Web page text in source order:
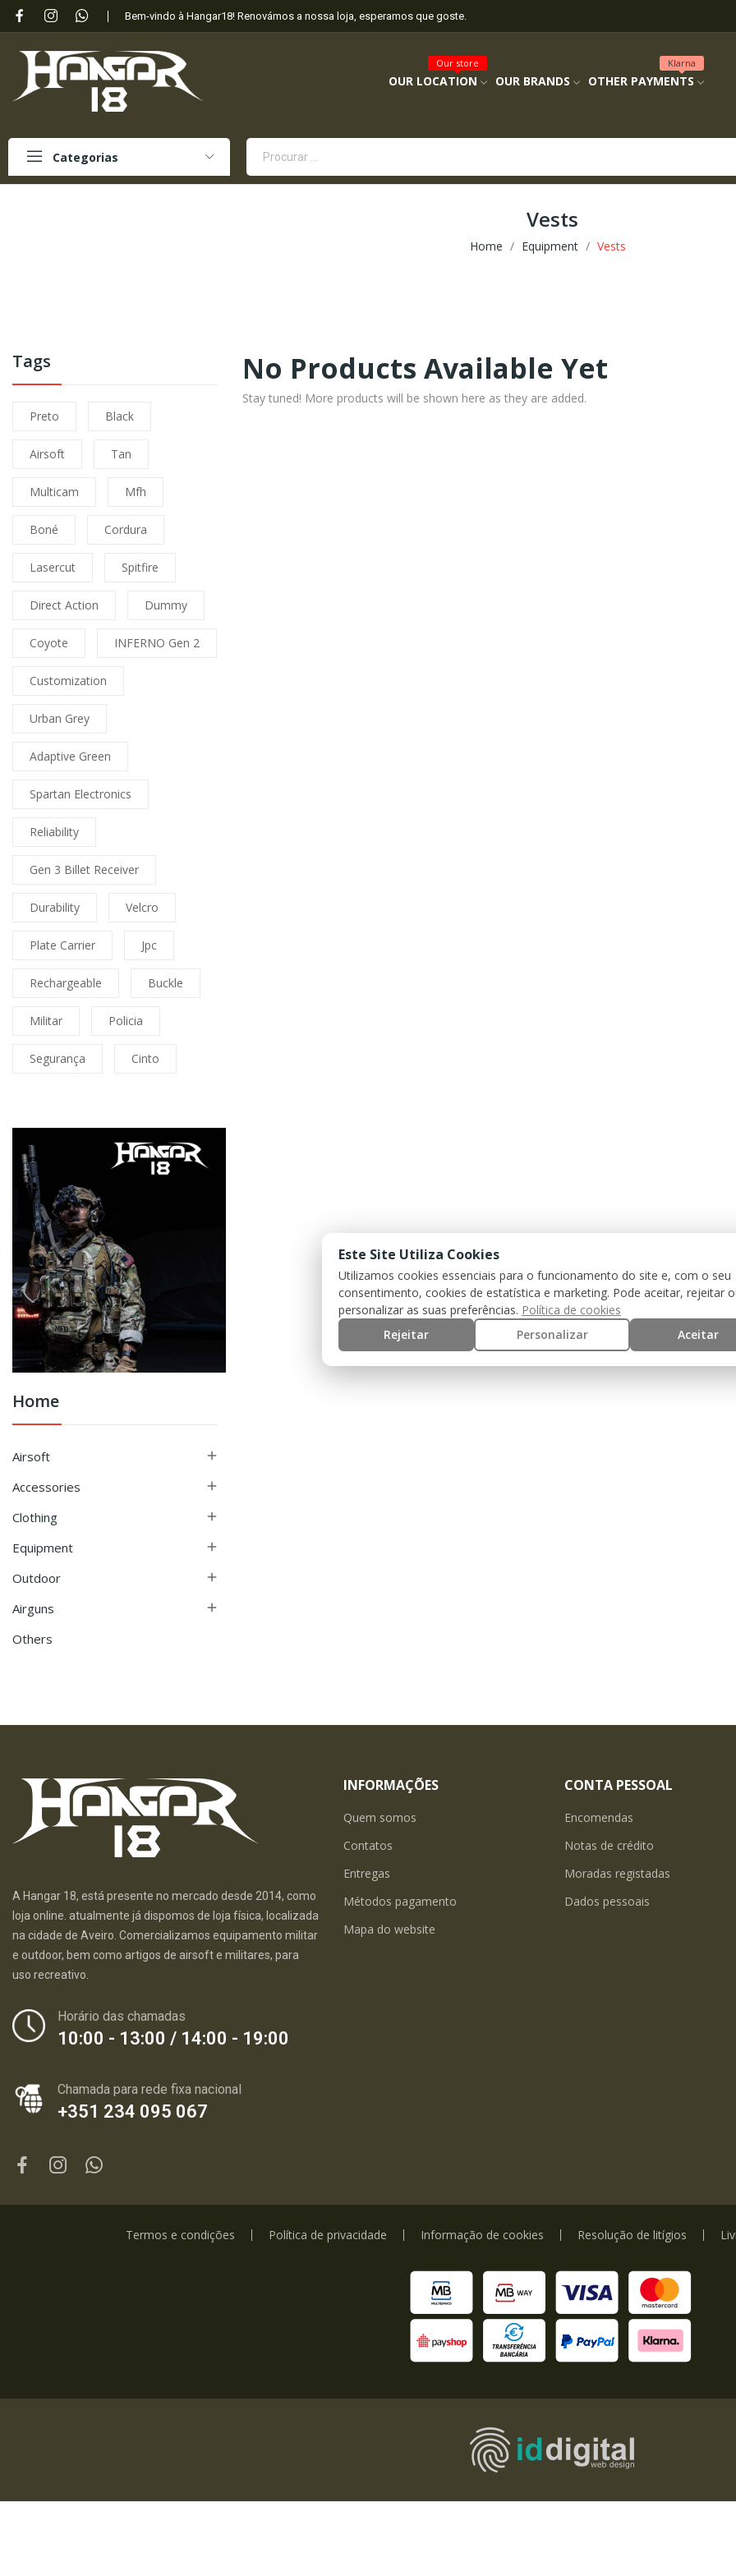
Bem-vindo à Hangar18! Renovámos a nossa loja, esperamos que goste.
OUR LOCATION
Our store
OUR BRANDS OTHER PAYMENTS
Klarna
Categorias
Vests
Home Equipment Vests
Tags
Preto Black
Airsoft Tan
Multicam Mfh
Boné Cordura
Lasercut Spitfire
Direct Action Dummy
Coyote INFERNO Gen 2
Customization
Urban Grey
Adaptive Green
Spartan Electronics
Reliability
Gen 3 Billet Receiver
Durability Velcro
Plate Carrier Jpc
Rechargeable Buckle
Militar Policia
Segurança Cinto
Home
Airsoft 
Accessories 
Clothing 
Equipment 
Outdoor 
Airguns 
Others
No Products Available Yet
Stay tuned! More products will be shown here as they are added.
A Hangar 18, está presente no mercado desde 2014, como
loja online. atualmente já dispomos de loja física, localizada
na cidade de Aveiro. Comercializamos equipamento militar
e outdoor, bem como artigos de airsoft e militares, para
uso recreativo.
Horário das chamadas
10:00 - 13:00 / 14:00 - 19:00
Chamada para rede fixa nacional
+351 234 095 067
INFORMAÇÕES
Quem somos
Contatos
Entregas
Métodos pagamento
Mapa do website
CONTA PESSOAL
Encomendas
Notas de crédito
Moradas registadas
Dados pessoais
Termos e condições Política de privacidade Informação de cookies Resolução de litígios
Este Site Utiliza Cookies
Utilizamos cookies essenciais para o funcionamento do site e, com o seu
consentimento, cookies de estatística e marketing. Pode aceitar, rejeitar
personalizar as suas preferências. Política de cookies
Rejeitar
Personalizar Aceitar